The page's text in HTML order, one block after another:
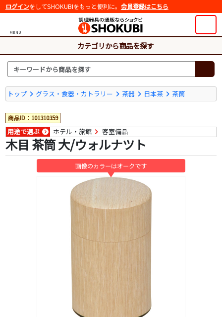
ログインをしてSHOKUBIをもっと便利に。 会員登録はこちら
MENU
カテゴリから商品を探す
トップ グラス・食器・カトラリー 茶器 日本茶 茶筒
商品ID：101310359
用途で選ぶ ホテル・旅館 客室備品
木目 茶筒 大/ウォルナツト
画像のカラーはオークです